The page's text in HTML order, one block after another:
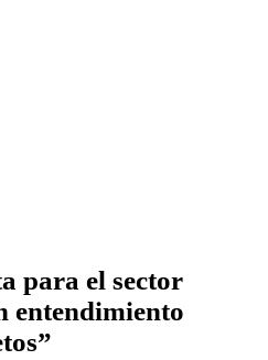
para el sector
entendimiento